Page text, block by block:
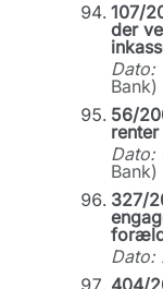
107/
der
Dato:
Bank)
56/
Dato:
Bank)
327/
Dato:
404/